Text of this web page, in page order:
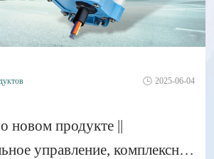
2025-06-04
новом продукте ||
управление, комплексная